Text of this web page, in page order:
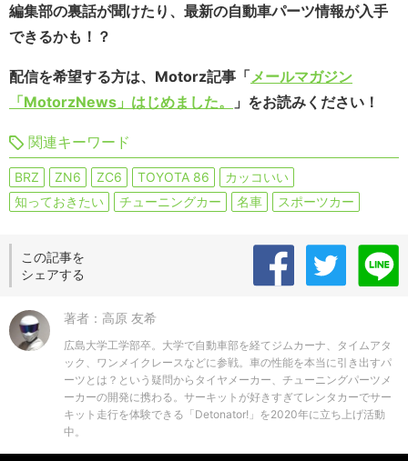
編集部の裏話が聞けたり、最新の自動車パーツ情報が入手
できるかも！？
配信を希望する方は、Motorz記事「 メールマガジン
「MotorzNews」はじめました。
」をお読みください！
関連キーワード
BRZ ZN6 ZC6 TOYOTA 86
カッコいい
知っておきたい
チューニングカー 名車 スポーツカー
この記事を
シェアする
著者：高原 友希
広島大学工学部卒。大学で自動車部を経てジムカーナ、タイムアタ
ック、ワンメイクレースなどに参戦。車の性能を本当に引き出すパ
ーツとは？という疑問からタイヤメーカー、チューニングパーツメ
ーカーの開発に携わる。サーキットが好きすぎてレンタカーでサー
キット走行を体験できる「Detonator!」を2020年に立ち上げ活動
中。